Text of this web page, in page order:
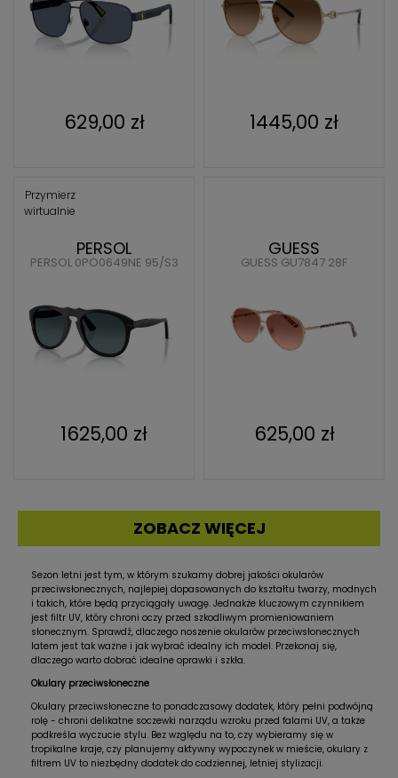
629,00 zł 1445,00 zł
Przymierz
wirtualnie
PERSOL
PERSOL 0PO0649NE 95/S3
1625,00 zł
GUESS
GUESS GU7847 28F
625,00 zł
ZOBACZ WIĘCEJ
Sezon letni jest tym, w którym szukamy dobrej jakości okularów
przeciwsłonecznych, najlepiej dopasowanych do kształtu twarzy, modnych
i takich, które będą przyciągały uwagę. Jednakże kluczowym czynnikiem
jest filtr UV, który chroni oczy przed szkodliwym promieniowaniem
słonecznym. Sprawdź, dlaczego noszenie okularów przeciwsłonecznych
latem jest tak ważne i jak wybrać idealny ich model. Przekonaj się,
dlaczego warto dobrać idealne oprawki i szkła.
Okulary przeciwsłoneczne
Okulary przeciwsłoneczne to ponadczasowy dodatek, który pełni podwójną
rolę - chroni delikatne soczewki narządu wzroku przed falami UV, a także
podkreśla wyczucie stylu. Bez względu na to, czy wybieramy się w
tropikalne kraje, czy planujemy aktywny wypoczynek w mieście, okulary z
filtrem UV to niezbędny dodatek do codziennej, letniej stylizacji.